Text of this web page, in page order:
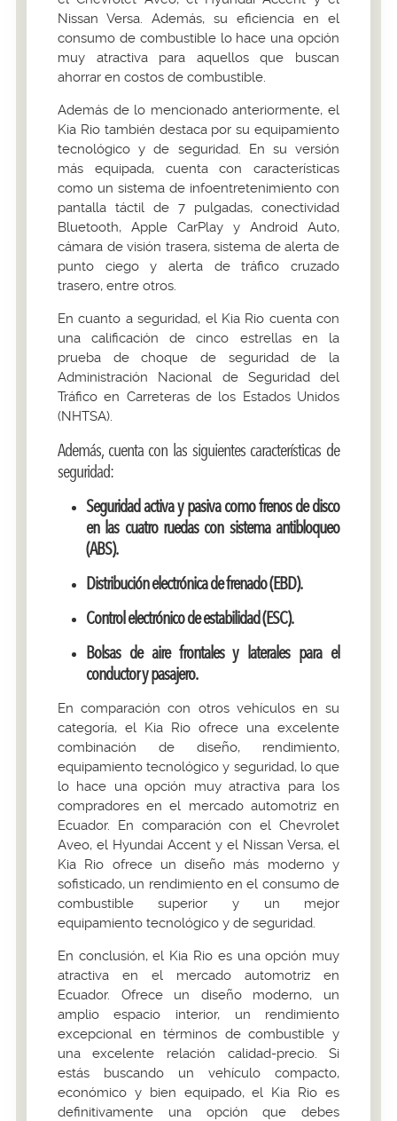
Nissan Versa. Además, su eficiencia en el
consumo de combustible lo hace una opción
muy atractiva para aquellos que buscan
ahorrar en costos de combustible.
Además de lo mencionado anteriormente, el
Kia Rio también destaca por su equipamiento
tecnológico y de seguridad. En su versión
más equipada, cuenta con características
como un sistema de infoentretenimiento con
pantalla táctil de 7 pulgadas, conectividad
Bluetooth, Apple CarPlay y Android Auto,
cámara de visión trasera, sistema de alerta de
punto ciego y alerta de tráfico cruzado
trasero, entre otros.
En cuanto a seguridad, el Kia Rio cuenta con
una calificación de cinco estrellas en la
prueba de choque de seguridad de la
Administración Nacional de Seguridad del
Tráfico en Carreteras de los Estados Unidos
(NHTSA).
Además, cuenta con las siguientes características de
seguridad:
Seguridad activa y pasiva como frenos de disco
en las cuatro ruedas con sistema antibloqueo
(ABS).
Distribución electrónica de frenado (EBD).
Control electrónico de estabilidad (ESC).
Bolsas de aire frontales y laterales para el
conductor y pasajero.
En comparación con otros vehículos en su
categoría, el Kia Rio ofrece una excelente
combinación de diseño, rendimiento,
equipamiento tecnológico y seguridad, lo que
lo hace una opción muy atractiva para los
compradores en el mercado automotriz en
Ecuador. En comparación con el Chevrolet
Aveo, el Hyundai Accent y el Nissan Versa, el
Kia Rio ofrece un diseño más moderno y
sofisticado, un rendimiento en el consumo de
combustible superior y un mejor
equipamiento tecnológico y de seguridad.
En conclusión, el Kia Rio es una opción muy
atractiva en el mercado automotriz en
Ecuador. Ofrece un diseño moderno, un
amplio espacio interior, un rendimiento
excepcional en términos de combustible y
una excelente relación calidad-precio. Si
estás buscando un vehículo compacto,
económico y bien equipado, el Kia Rio es
definitivamente una opción que debes